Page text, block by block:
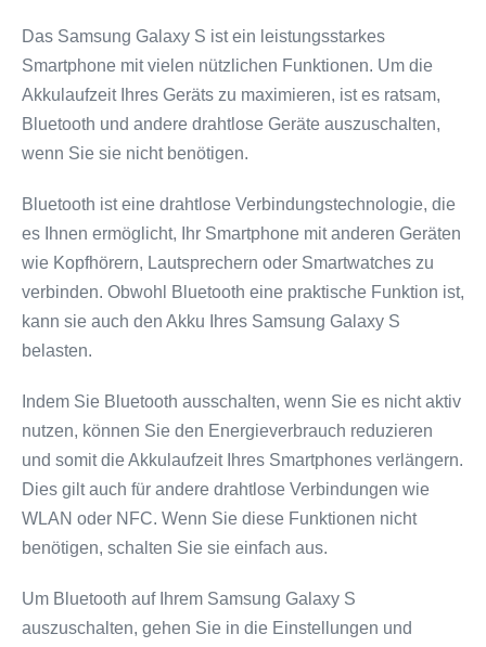
Das Samsung Galaxy S ist ein leistungsstarkes
Smartphone mit vielen nützlichen Funktionen. Um die
Akkulaufzeit Ihres Geräts zu maximieren, ist es ratsam,
Bluetooth und andere drahtlose Geräte auszuschalten,
wenn Sie sie nicht benötigen.
Bluetooth ist eine drahtlose Verbindungstechnologie, die
es Ihnen ermöglicht, Ihr Smartphone mit anderen Geräten
wie Kopfhörern, Lautsprechern oder Smartwatches zu
verbinden. Obwohl Bluetooth eine praktische Funktion ist,
kann sie auch den Akku Ihres Samsung Galaxy S
belasten.
Indem Sie Bluetooth ausschalten, wenn Sie es nicht aktiv
nutzen, können Sie den Energieverbrauch reduzieren
und somit die Akkulaufzeit Ihres Smartphones verlängern.
Dies gilt auch für andere drahtlose Verbindungen wie
WLAN oder NFC. Wenn Sie diese Funktionen nicht
benötigen, schalten Sie sie einfach aus.
Um Bluetooth auf Ihrem Samsung Galaxy S
auszuschalten, gehen Sie in die Einstellungen und